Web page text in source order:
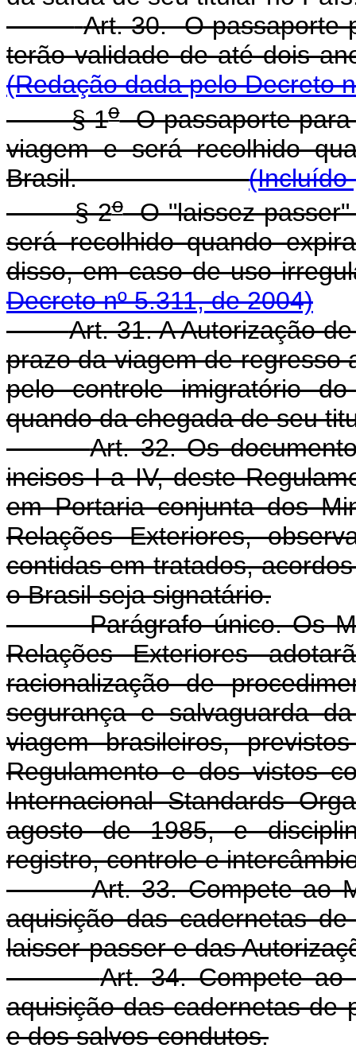
Art. 30. O passaporte
terão validade de
(Redação dada pelo Decreto
§ 1oO passaporte para
viagem e será recolhido
Brasil.(Incluído
§ 2oO "laissez-passer"
será recolhido quando
disso, em caso
Decreto nº 5.311, de 2004)
Art. 31. A Autorização
prazo da viagem de regresso
pelo controle imigratório
quando da chegada de seu
Art. 32. Os
incisos I a IV, deste
em Portaria conjunta dos
Relações Exteriores,
contidas em tratados,
o Brasil seja signatário.
Parágrafo único. Os
Relações Exteriores
racionalização de
segurança e salvaguarda
viagem brasileiros,
Regulamento e dos vistos
Internacional Standards
agosto de 1985, e
registro, controle e
Art. 33. Compete ao
aquisição das cadernetas
laisser-passer e das
Art. 34. Compete ao
aquisição das cadernetas de
e dos salvos-condutos.